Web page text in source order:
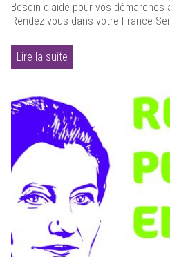
Besoin d'aide pour vos démarches
Rendez-vous dans votre France
Lire la suite